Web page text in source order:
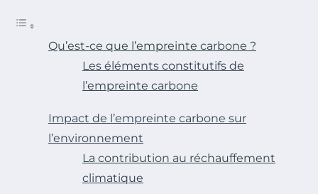
Qu’est-ce que l’empreinte carbone ?
Les éléments constitutifs de
l’empreinte carbone
Impact de l’empreinte carbone sur
l’environnement
La contribution au réchauffement
climatique